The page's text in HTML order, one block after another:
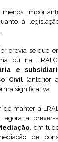
à
previa-se que,
ou na
e
Civil (anterior
significativa.
de manter a
agora a
, em
de